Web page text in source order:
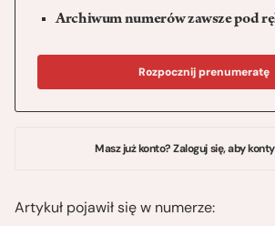
Archiwum numerów zawsze pod
Rozpocznij prenumeratę
Masz już konto? Zaloguj się, aby
Artykuł pojawił się w numerze: